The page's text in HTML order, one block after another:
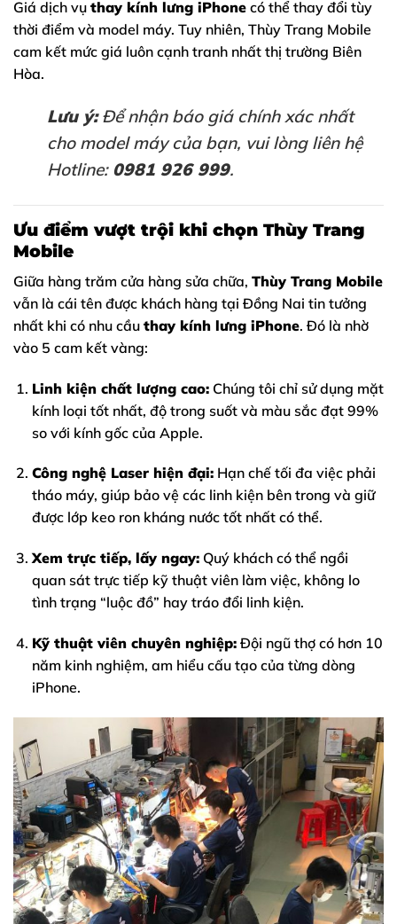
Giá dịch vụ thay kính lưng iPhone có thể thay đổi tùy
thời điểm và model máy. Tuy nhiên, Thùy Trang Mobile
cam kết mức giá luôn cạnh tranh nhất thị trường Biên
Hòa.
Lưu ý:Để nhận báo giá chính xác nhất
cho model máy của bạn, vui lòng liên hệ
Hotline: 0981 926 999.
Ưu điểm vượt trội khi chọn Thùy Trang
Mobile
Giữa hàng trăm cửa hàng sửa chữa, Thùy Trang Mobile
vẫn là cái tên được khách hàng tại Đồng Nai tin tưởng
nhất khi có nhu cầu thay kính lưng iPhone. Đó là nhờ
vào 5 cam kết vàng:
Linh kiện chất lượng cao:Chúng tôi chỉ sử dụng mặt
kính loại tốt nhất, độ trong suốt và màu sắc đạt 99%
so với kính gốc của Apple.
Công nghệ Laser hiện đại:Hạn chế tối đa việc phải
tháo máy, giúp bảo vệ các linh kiện bên trong và giữ
được lớp keo ron kháng nước tốt nhất có thể.
Xem trực tiếp, lấy ngay:Quý khách có thể ngồi
quan sát trực tiếp kỹ thuật viên làm việc, không lo
tình trạng “luộc đồ” hay tráo đổi linh kiện.
Kỹ thuật viên chuyên nghiệp:Đội ngũ thợ có hơn 10
năm kinh nghiệm, am hiểu cấu tạo của từng dòng
iPhone.